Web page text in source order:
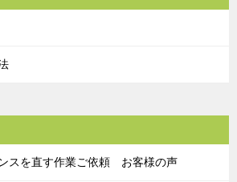
スを直す作業ご依頼 お客様の声